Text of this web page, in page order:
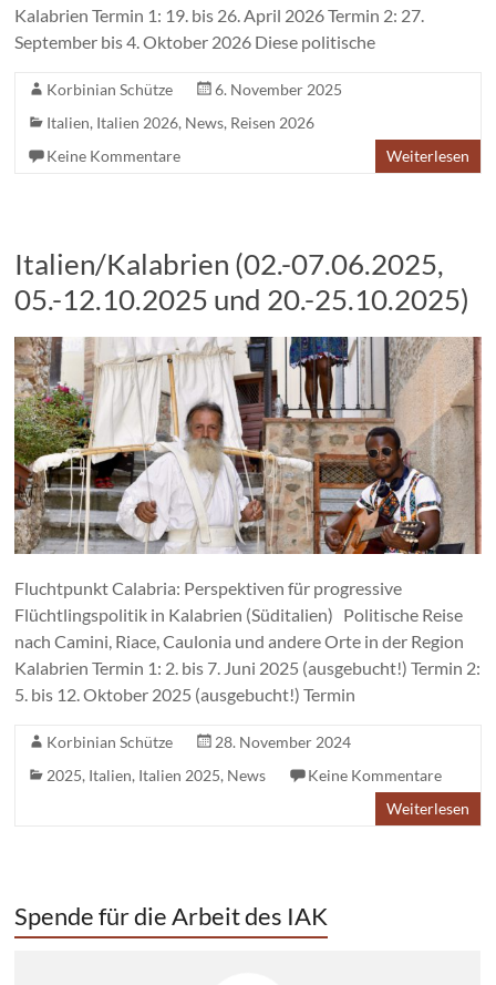
Kalabrien Termin 1: 19. bis 26. April 2026 Termin 2: 27.
September bis 4. Oktober 2026 Diese politische
Korbinian Schütze
6. November 2025
Italien, Italien 2026, News, Reisen 2026
Keine Kommentare
Weiterlesen
Italien/Kalabrien (02.-07.06.2025,
05.-12.10.2025 und 20.-25.10.2025)
Fluchtpunkt Calabria: Perspektiven für progressive
Flüchtlingspolitik in Kalabrien (Süditalien) Politische Reise
nach Camini, Riace, Caulonia und andere Orte in der Region
Kalabrien Termin 1: 2. bis 7. Juni 2025 (ausgebucht!) Termin 2:
5. bis 12. Oktober 2025 (ausgebucht!) Termin
Korbinian Schütze
28. November 2024
2025, Italien, Italien 2025, News
Keine Kommentare
Weiterlesen
Spende für die Arbeit des IAK